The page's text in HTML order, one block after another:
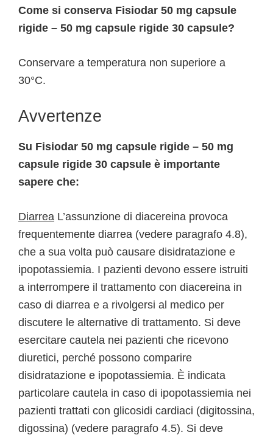
Come si conserva Fisiodar 50 mg capsule
rigide – 50 mg capsule rigide 30 capsule?
Conservare a temperatura non superiore a
30°C.
Avvertenze
Su Fisiodar 50 mg capsule rigide – 50 mg
capsule rigide 30 capsule è importante
sapere che:
Diarrea L’assunzione di diacereina provoca
frequentemente diarrea (vedere paragrafo 4.8),
che a sua volta può causare disidratazione e
ipopotassiemia. I pazienti devono essere istruiti
a interrompere il trattamento con diacereina in
caso di diarrea e a rivolgersi al medico per
discutere le alternative di trattamento. Si deve
esercitare cautela nei pazienti che ricevono
diuretici, perché possono comparire
disidratazione e ipopotassiemia. È indicata
particolare cautela in caso di ipopotassiemia nei
pazienti trattati con glicosidi cardiaci (digitossina,
digossina) (vedere paragrafo 4.5). Si deve